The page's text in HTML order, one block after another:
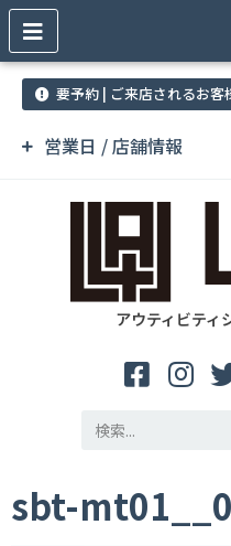
営業日 / 店舗情報
要予約 | ご来店されるお客
アウティビティ
sbt-